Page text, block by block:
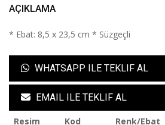
AÇIKLAMA
* Ebat: 8,5 x 23,5 cm * Süzgeçli
WHATSAPP ILE TEKLIF AL
EMAIL ILE TEKLIF AL
Resim Kod Renk/Ebat